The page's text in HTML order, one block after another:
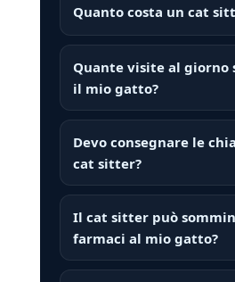
Quanto costa un cat
Quante visite al giorno
il mio gatto?
Devo consegnare le
cat sitter?
Il cat sitter può
farmaci al mio gatto?